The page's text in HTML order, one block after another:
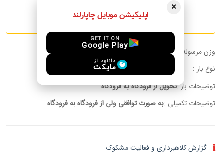
آگهی های بیشتر مرسولات
وزن مرسوله :
30.00 kg
نوع بار :
توضیحات بار :تحویل از فرودگاه به فرودگاه
توضیحات تکمیلی :به صورت توافقی ولی از فرودگاه به فرودگاه
گزارش کلاهبرداری و فعالیت مشکوک
×
اپلیکیشن موبایل چاپارلند
GET IT ON
Google Play
دانلود از
مایکت